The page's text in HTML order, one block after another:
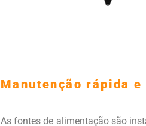
Manutenção rápida
As fontes de alimentação são